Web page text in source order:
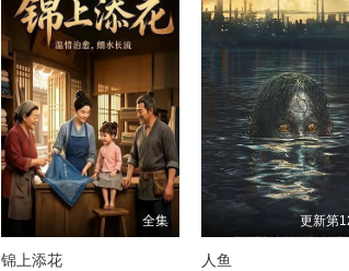
全集
锦上添花
更新第
人鱼